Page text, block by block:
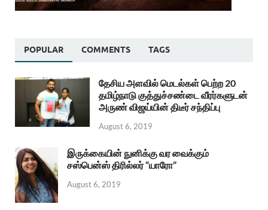
POPULAR COMMENTS TAGS
தேசிய அளவில் மெடல்கள் பெற்ற 20
தமிழ்நாடு குத்துச்சண்டை வீரர்களுடன்
அருண் விஜய்யின் திடீர் சந்திப்பு
August 6, 2019
இருக்கையின் நுனிக்கு வர வைக்கும்
சஸ்பென்ஸ் திரில்லர் “யாரோ”
August 6, 2019